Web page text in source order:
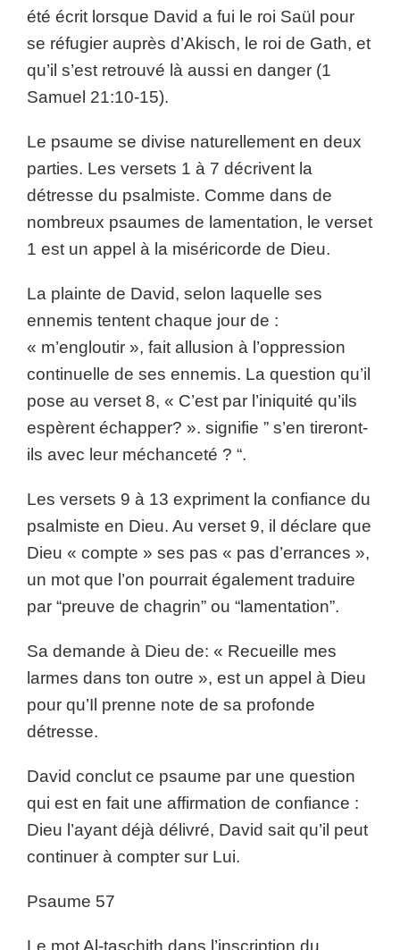
été écrit lorsque David a fui le roi Saül pour
se réfugier auprès d’Akisch, le roi de Gath, et
qu’il s’est retrouvé là aussi en danger (1
Samuel 21:10-15).
Le psaume se divise naturellement en deux
parties. Les versets 1 à 7 décrivent la
détresse du psalmiste. Comme dans de
nombreux psaumes de lamentation, le verset
1 est un appel à la miséricorde de Dieu.
La plainte de David, selon laquelle ses
ennemis tentent chaque jour de :
« m’engloutir », fait allusion à l’oppression
continuelle de ses ennemis. La question qu’il
pose au verset 8, « C’est par l’iniquité qu’ils
espèrent échapper? ». signifie ” s’en tireront-
ils avec leur méchanceté ? “.
Les versets 9 à 13 expriment la confiance du
psalmiste en Dieu. Au verset 9, il déclare que
Dieu « compte » ses pas « pas d’errances »,
un mot que l’on pourrait également traduire
par “preuve de chagrin” ou “lamentation”.
Sa demande à Dieu de: « Recueille mes
larmes dans ton outre », est un appel à Dieu
pour qu’Il prenne note de sa profonde
détresse.
David conclut ce psaume par une question
qui est en fait une affirmation de confiance :
Dieu l’ayant déjà délivré, David sait qu’il peut
continuer à compter sur Lui.
Psaume 57
Le mot Al-taschith dans l’inscription du